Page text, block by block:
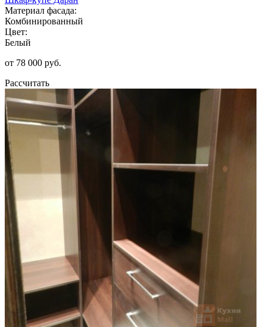
Материал фасада:
Комбинированный
Цвет:
Белый
от 78 000 руб.
Рассчитать